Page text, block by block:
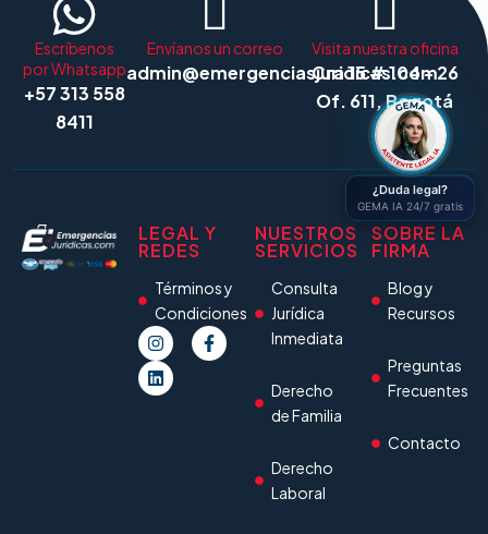
Escríbenos
por Whatsapp
+57 313 558
8411
Envíanos un correo
admin@emergenciasjuridicas.com
Visita nuestra oficina
Cra 15 # 104 - 26
Of. 611, Bogotá
LEGAL Y
REDES
Términos y
Condiciones
NUESTROS
SERVICIOS
Consulta
Jurídica
Inmediata
Derecho
de Familia
Derecho
Laboral
SOBRE LA
FIRMA
Blog y
Recursos
Preguntas
Frecuentes
Contacto
¿Duda legal?
GEMA IA 24/7 gratis